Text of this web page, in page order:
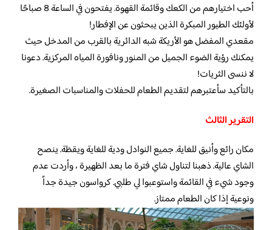
أحب اختيارهم من الكعك وقائمة القهوة. يفتحون في الساعة 8 صباحًا
لأولئك الطيور المبكرة الذين يبحثون عن الإفطار!
مقعدي المفضل هو الأريكة شبه الدائرية بالقرب من المدخل حيث
يمكنك رؤية الضوء الجميل من المنور ونافورة المياه المركزية. دعونا
لا ننسى الثريات!
بالتأكيد سأعتبرهم لتقديم الطعام للحفلات والمناسبات الصغيرة.
التقرير الثالث
مكان رائع وأنيق للغاية. جميع النوادل ودية للغاية ويقظة. ينصح
الشاي عالية. ذهبنا لتناول شاي فترة ما بعد الظهيرة ، وأردت عدم
وجود شيء في القائمة واستوعبوا لي طلبي. كرواسون جيدة جداً
ونوعية إذا كان الطعام ممتاز.